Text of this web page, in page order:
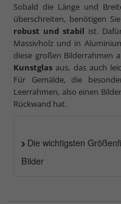
Sobald die Länge und
überschreiten, benötigen
robust und stabil ist.
Massivholz und in
diese großen Bilderrahmen
Kunstglas aus, das auch
Für Gemälde, die
Leerrahmen, also einen
Rückwand hat.
Die wichtigsten
Bilder